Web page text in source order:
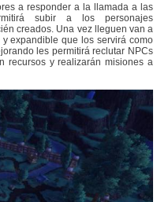
a responder a la llamada a las
subir a los personajes
creados. Una vez lleguen van a
expandible que los servirá como
les permitirá reclutar NPCs
recursos y realizarán misiones a